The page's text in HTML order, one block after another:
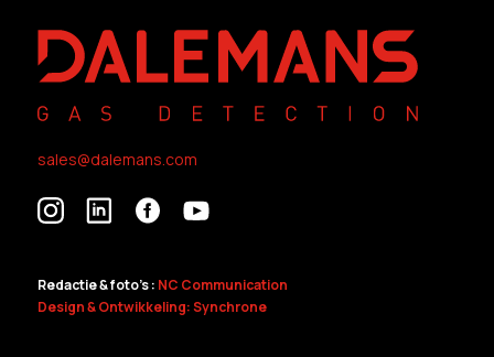
sales@dalemans.com
Redactie & foto's : NC Communication
Design & Ontwikkeling: Synchrone